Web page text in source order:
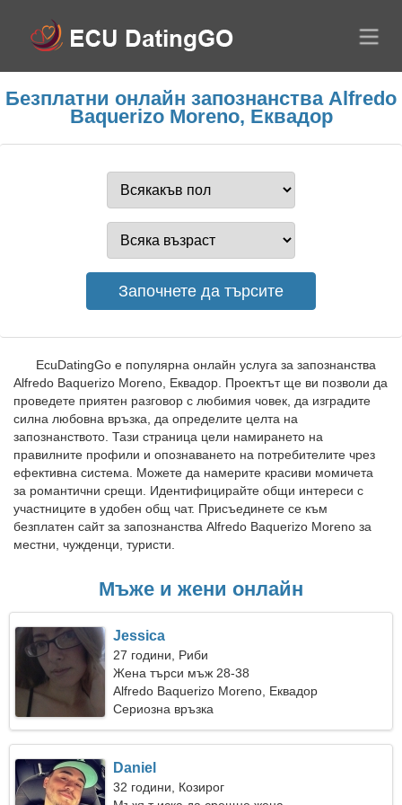
Безплатни онлайн запознанства Alfredo
Baquerizo Moreno, Еквадор
EcuDatingGo е популярна онлайн услуга за запознанства
Alfredo Baquerizo Moreno, Еквадор. Проектът ще ви позволи да
проведете приятен разговор с любимия човек, да изградите
силна любовна връзка, да определите целта на
запознанството. Тази страница цели намирането на
правилните профили и опознаването на потребителите чрез
ефективна система. Можете да намерите красиви момичета
за романтични срещи. Идентифицирайте общи интереси с
участниците в удобен общ чат. Присъединете се към
безплатен сайт за запознанства Alfredo Baquerizo Moreno за
местни, чужденци, туристи.
Мъже и жени онлайн
Jessica
27 години, Риби
Жена търси мъж 28-38
Alfredo Baquerizo Moreno, Еквадор
Сериозна връзка
Daniel
32 години, Козирог